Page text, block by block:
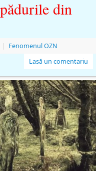
din
| Fenomenul OZN
Lasă un comentariu